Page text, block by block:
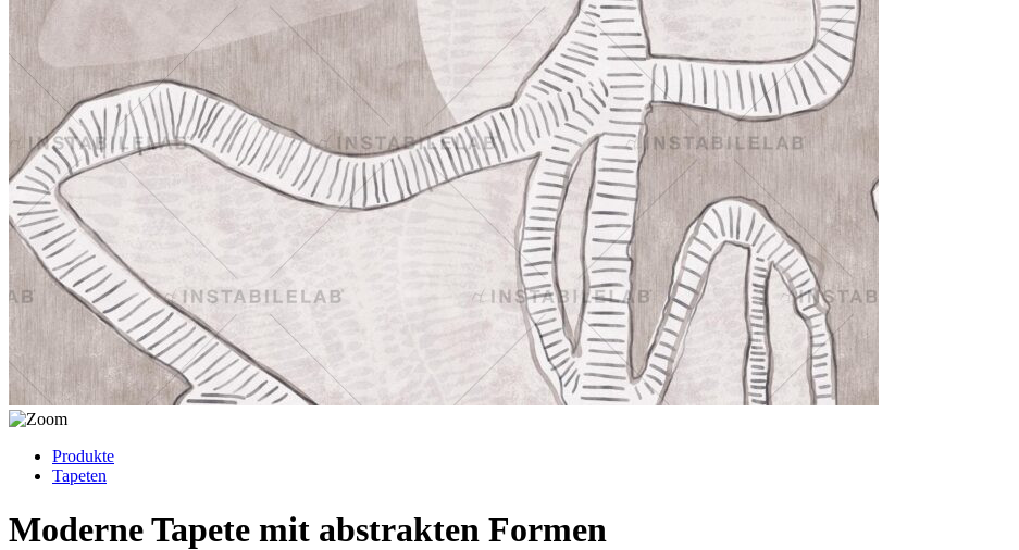
Produkte
Tapeten
Moderne Tapete mit abstrakten Formen